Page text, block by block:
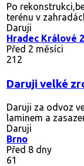
Po
terénu v
Daruji
Hradec Králové 2
Před 2 měsíci
212
Daruji velké
Daruji za odvoz
laminem a
Daruji
Brno
Před 8 dny
61